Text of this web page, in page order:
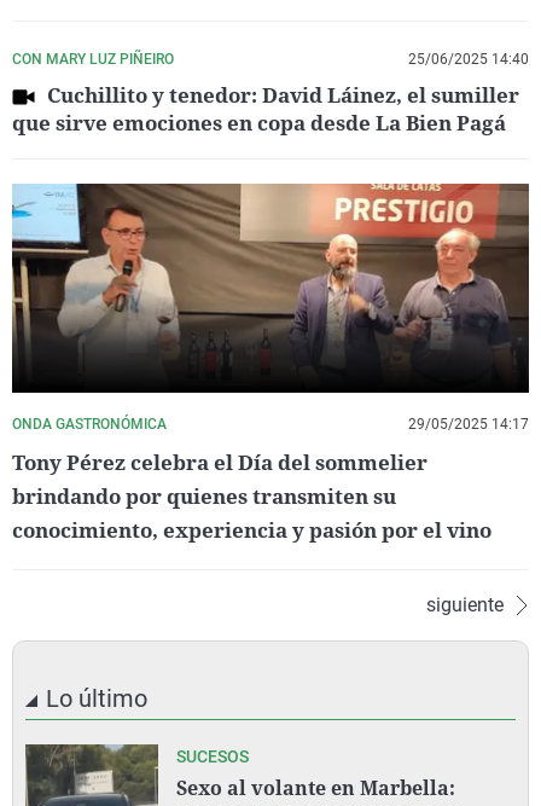
CON MARY LUZ PIÑEIRO 25/06/2025 14:40
Cuchillito y tenedor: David Láinez, el sumiller
que sirve emociones en copa desde La Bien Pagá
ONDA GASTRONÓMICA 29/05/2025 14:17
Tony Pérez celebra el Día del sommelier
brindando por quienes transmiten su
conocimiento, experiencia y pasión por el vino
siguiente
Lo último
SUCESOS
Sexo al volante en Marbella: